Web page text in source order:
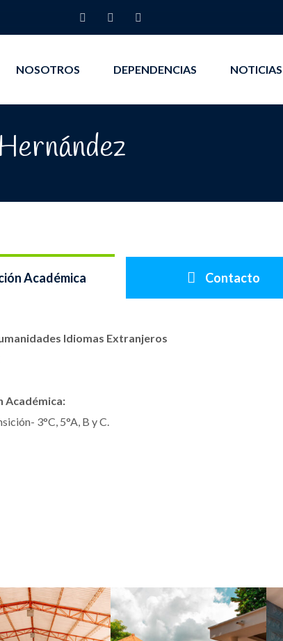
NOSOTROS DEPENDENCIAS NOTICIAS
Académica Contacto
Idiomas Extranjeros
Académica:
3°C, 5°A, B y C.